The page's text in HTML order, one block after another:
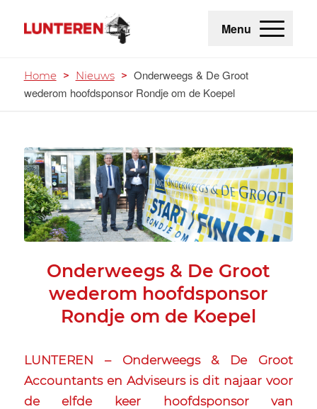
Menu
Home > Nieuws > Onderweegs & De Groot
wederom hoofdsponsor Rondje om de Koepel
Onderweegs & De Groot
wederom hoofdsponsor
Rondje om de Koepel
LUNTEREN – Onderweegs & De Groot
Accountants en Adviseurs is dit najaar voor
de elfde keer hoofdsponsor van